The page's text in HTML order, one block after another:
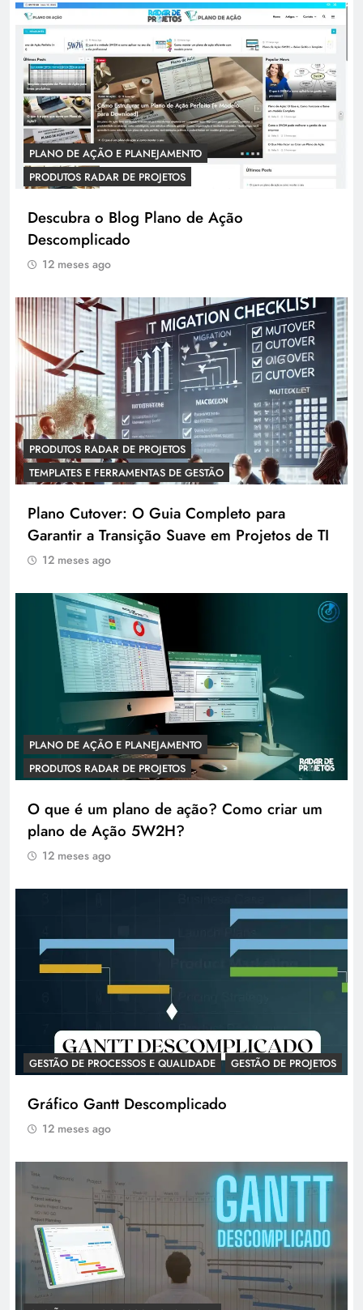
PLANO DE AÇÃO E PLANEJAMENTO
PRODUTOS RADAR DE PROJETOS
Descubra o Blog Plano de Ação
Descomplicado
12 meses ago
PRODUTOS RADAR DE PROJETOS
TEMPLATES E FERRAMENTAS DE GESTÃO
Plano Cutover: O Guia Completo para
Garantir a Transição Suave em Projetos de TI
12 meses ago
PLANO DE AÇÃO E PLANEJAMENTO
PRODUTOS RADAR DE PROJETOS
O que é um plano de ação? Como criar um
plano de Ação 5W2H?
12 meses ago
GESTÃO DE PROCESSOS E QUALIDADE GESTÃO DE PROJETOS
Gráfico Gantt Descomplicado
12 meses ago